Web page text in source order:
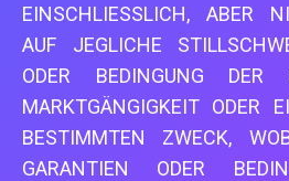
EINSCHLIESSLICH, ABER
AUF JEGLICHE
ODER BEDINGUNG DER
MARKTGÄNGIGKEIT ODER
BESTIMMTEN ZWECK,
GARANTIEN ODER